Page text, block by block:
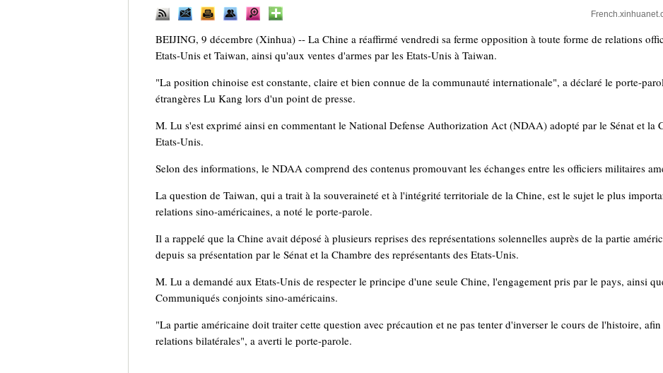
BEIJING, 9 décembre (Xinhua) -- La Chine a réaffirmé vendredi sa ferme opposition à toute forme de relations
Etats-Unis et Taiwan, ainsi qu'aux ventes d'armes par les Etats-Unis à Taiwan.
"La position chinoise est constante, claire et bien connue de la communauté internationale", a déclaré le porte-
étrangères Lu Kang lors d'un point de presse.
M. Lu s'est exprimé ainsi en commentant le National Defense Authorization Act (NDAA) adopté par le Sénat et la
Etats-Unis.
Selon des informations, le NDAA comprend des contenus promouvant les échanges entre les officiers militaires
La question de Taiwan, qui a trait à la souveraineté et à l'intégrité territoriale de la Chine, est le sujet le plus
relations sino-américaines, a noté le porte-parole.
Il a rappelé que la Chine avait déposé à plusieurs reprises des représentations solennelles auprès de la partie
depuis sa présentation par le Sénat et la Chambre des représentants des Etats-Unis.
M. Lu a demandé aux Etats-Unis de respecter le principe d'une seule Chine, l'engagement pris par le pays, ainsi
Communiqués conjoints sino-américains.
"La partie américaine doit traiter cette question avec précaution et ne pas tenter d'inverser le cours de l'histoire,
relations bilatérales", a averti le porte-parole.